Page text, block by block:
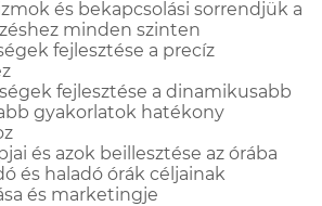
és bekapcsolási sorrendjük a
minden szinten
fejlesztése a precíz
fejlesztése a dinamikusabb
gyakorlatok hatékony
és azok beillesztése az órába
és haladó órák céljainak
és marketingje